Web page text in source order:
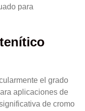
para
el grado
aplicaciones de
de cromo